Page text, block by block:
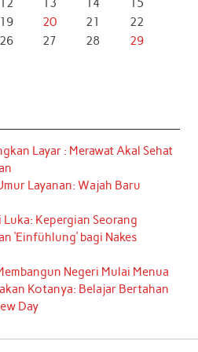
19 20 21
22
26 27 28
29
Layar : Merawat Akal Sehat
Layanan: Wajah Baru
Luka: Kepergian Seorang
‘Einfühlung’ bagi Nakes
Negeri Mulai Menua
Kotanya: Belajar Bertahan
Day